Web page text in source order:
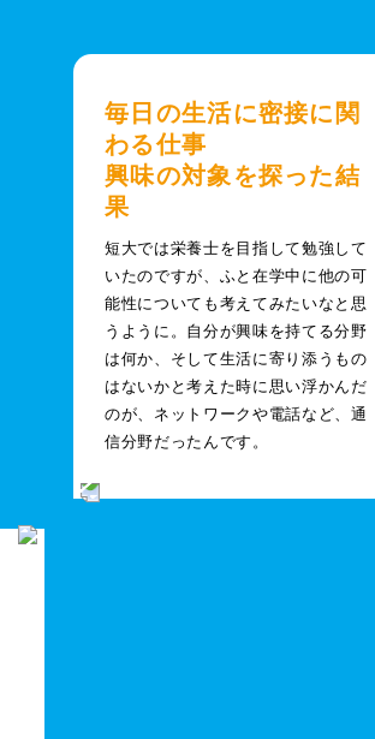
毎日の生活に密接に関
わる仕事
興味の対象を探った結
果
短大では栄養士を目指して勉強して
いたのですが、ふと在学中に他の可
能性についても考えてみたいなと思
うように。自分が興味を持てる分野
は何か、そして生活に寄り添うもの
はないかと考えた時に思い浮かんだ
のが、ネットワークや電話など、通
信分野だったんです。